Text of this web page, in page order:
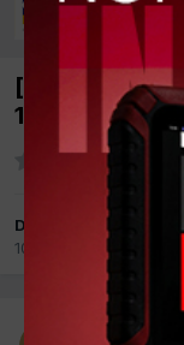
1984cc CCZ
Da BAFFO-2007
10 Febbraio 2025
BAFFO-